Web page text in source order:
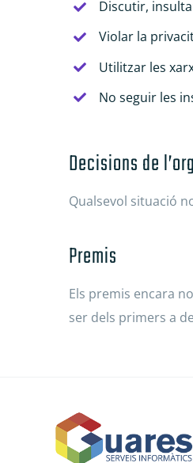
Discutir,
Violar la
Utilitzar les
No seguir les
Decisions de
Qualsevol situació
Premis
Els premis encara
ser dels primers a